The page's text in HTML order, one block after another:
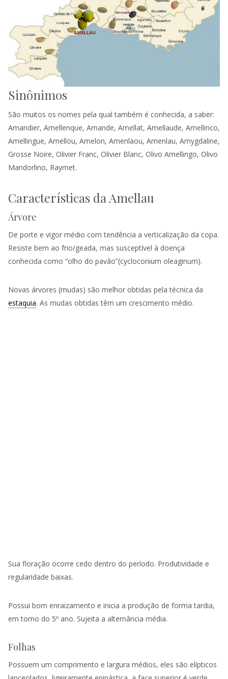
Sinônimos
São muitos os nomes pela qual também é conhecida, a saber:
Amandier, Amellenque, Amande, Amellat, Amellaude, Amellinco,
Amellingue, Amellou, Amelon, Amenlaou, Amenlau, Amygdaline,
Grosse Noire, Olivier Franc, Olivier Blanc, Olivo Amellingo, Olivo
Mandorlino, Raymet.
Características da Amellau
Árvore
De porte e vigor médio com tendência a verticalização da copa.
Resiste bem ao frio/geada, mas susceptível à doença
conhecida como “olho do pavão”(cycloconium oleaginum).
Novas árvores (mudas) são melhor obtidas pela técnica da
estaquia. As mudas obtidas têm um crescimento médio.
Sua floração ocorre cedo dentro do período. Produtividade e
regularidade baixas.
Possui bom enraizamento e inicia a produção de forma tardia,
em torno do 5º ano. Sujeita a alternância média.
Folhas
Possuem um comprimento e largura médios, eles são elípticos